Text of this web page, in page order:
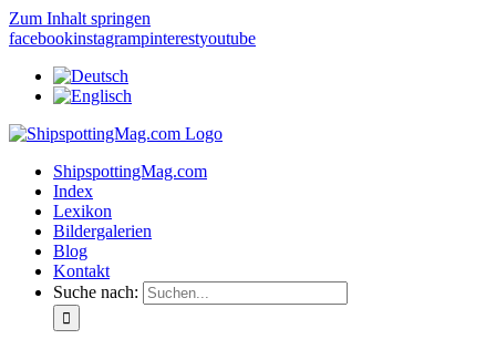
Zum Inhalt springen
facebookinstagrampinterestyoutube
ShipspottingMag.com
Index
Lexikon
Bildergalerien
Blog
Kontakt
Suche nach: